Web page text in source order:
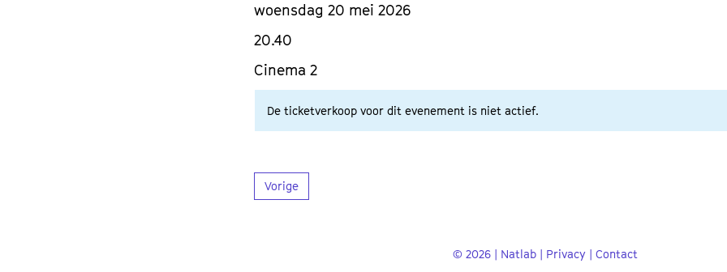
woensdag 20 mei 2026
20.40
Cinema 2
De ticketverkoop voor dit evenement is niet actief.
Vorige
© 2026 | Natlab | Privacy | Contact